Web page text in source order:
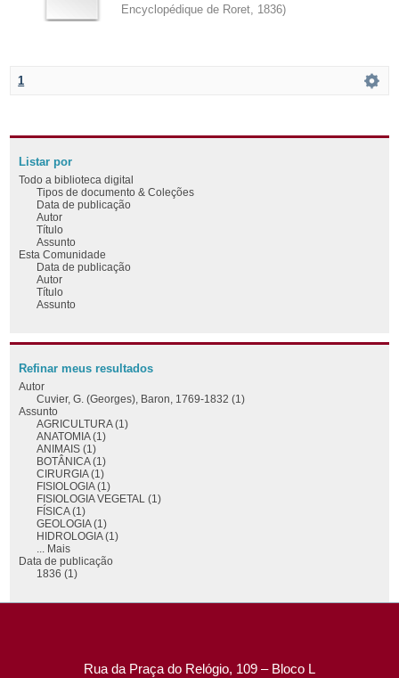
Encyclopédique de Roret 1836)
1
Listar por
Todo a biblioteca digital
Tipos de documento & Coleções
Data de publicação
Autor
Título
Assunto
Esta Comunidade
Data de publicação
Autor
Título
Assunto
Refinar meus resultados
Autor
Cuvier, G. (Georges), Baron, 1769-1832 (1)
Assunto
AGRICULTURA (1)
ANATOMIA (1)
ANIMAIS (1)
BOTÂNICA (1)
CIRURGIA (1)
FISIOLOGIA (1)
FISIOLOGIA VEGETAL (1)
FÍSICA (1)
GEOLOGIA (1)
HIDROLOGIA (1)
... Mais
Data de publicação
1836 (1)
Rua da Praça do Relógio, 109 – Bloco L